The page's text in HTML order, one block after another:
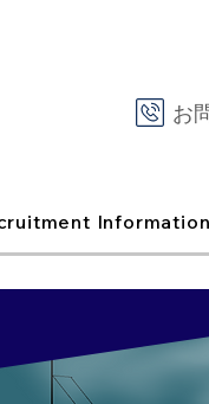
お
Information